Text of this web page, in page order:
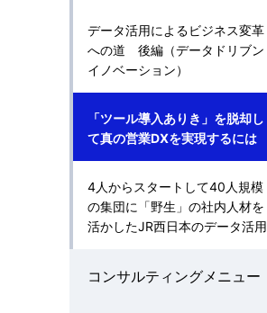
ョ
ン
データ活用によるビジネス変革
への道 後編（データドリブン
イノベーション）
「ツール導入ありき」を脱却し
て真の営業DXを実現するには
4人からスタートして40人規模
の集団に「野生」の社内人材を
活かしたJR西日本のデータ活用
コンサルティングメニュー